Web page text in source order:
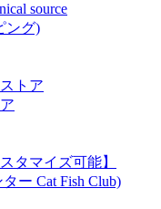
source
ング)
トア
タマイズ可能】
ー Cat Fish Club)